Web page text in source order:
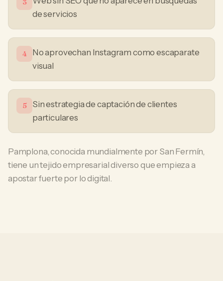
3
de servicios
4
No aprovechan Instagram como escaparate
visual
5
Sin estrategia de captación de clientes
particulares
Pamplona, conocida mundialmente por San Fermín,
tiene un tejido empresarial diverso que empieza a
apostar fuerte por lo digital.